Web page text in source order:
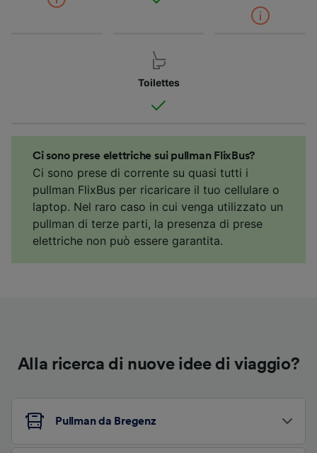
Toilettes
Ci sono prese elettriche sui pullman FlixBus?
Ci sono prese di corrente su quasi tutti i
pullman FlixBus per ricaricare il tuo cellulare o
laptop. Nel raro caso in cui venga utilizzato un
pullman di terze parti, la presenza di prese
elettriche non può essere garantita.
Alla ricerca di nuove idee di viaggio?
Pullman da Bregenz